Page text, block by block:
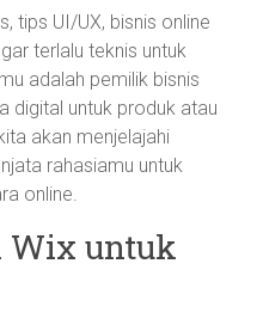
tips UI/UX, bisnis online
terlalu teknis untuk
adalah pemilik bisnis
digital untuk produk atau
akan menjelajahi
rahasiamu untuk
online.
Wix untuk